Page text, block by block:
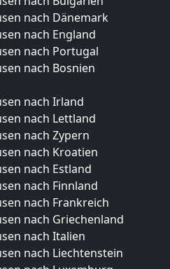
nach Dänemark
nach England
nach Portugal
nach Bosnien
nach Irland
nach Lettland
nach Zypern
nach Kroatien
nach Estland
nach Finnland
nach Frankreich
nach Griechenland
nach Italien
nach Liechtenstein